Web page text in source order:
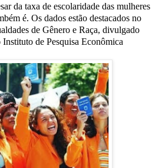
da taxa de escolaridade das mulheres
é. Os dados estão destacados no
de Gênero e Raça, divulgado
de Pesquisa Econômica